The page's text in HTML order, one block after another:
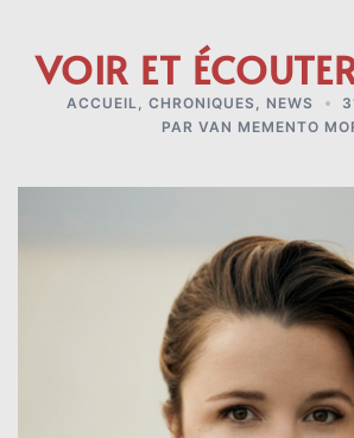
VOIR ET
ACCUEIL CHRONIQUES NEWS
PAR VAN MEMENTO